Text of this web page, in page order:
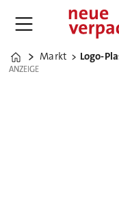
Home
Markt
ANZEIGE
ANZEIGE